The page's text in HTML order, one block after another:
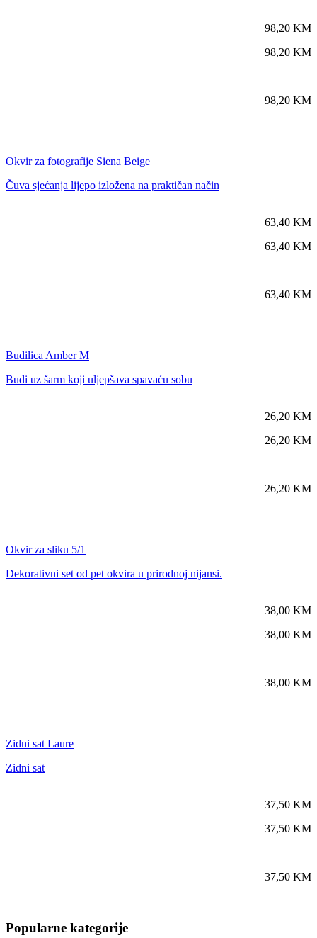
98,20 KM
98,20 KM
98,20 KM
Okvir za fotografije Siena Beige
Čuva sjećanja lijepo izložena na praktičan način
63,40 KM
63,40 KM
63,40 KM
Budilica Amber M
Budi uz šarm koji uljepšava spavaću sobu
26,20 KM
26,20 KM
26,20 KM
Okvir za sliku 5/1
Dekorativni set od pet okvira u prirodnoj nijansi.
38,00 KM
38,00 KM
38,00 KM
Zidni sat Laure
Zidni sat
37,50 KM
37,50 KM
37,50 KM
Popularne kategorije